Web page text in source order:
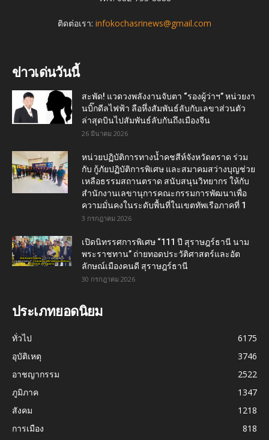
ติดต่อเรา: infokochasrinews@gmail.com
ข่าวเด่นวันนี้
สะพัด! แวดวงพลังงานจับตา “รองผู้ว่าฯ” หน่วยงา
นบิ๊กดีลไฟฟ้า ลือหึ่งสัมพันธ์ลับกับเลขาส่วนตัว
ล่าสุดบินไปสัมพันธ์ลับกันถึงเมืองจีน
26 มีนาคม 2026
หน่วยปฏิบัติการทางน้ำคชสีห์จังหวัดตราด ร่วม
กับ กู้ภัยปฏิบัติการพิเศษ และสมาคมสว่างบุญช่วย
เหลือธรรมสถานตราด สนับสนุนวิทยากร ให้กับ
สำนักงานเลขานุการคณะกรรมการพัฒนาเพื่อ
ความมั่นคงในระดับพื้นที่ในเขตทัพเรือภาคที่ 1
3 กรกฎาคม 2026
เปิดนิทรรศการพิเศษ “111 ปี สุราษฎร์ธานี นาม
พระราชทาน” ถ่ายทอดประวัติศาสตร์และอัต
ลักษณ์เมืองคนดี สุราษฎร์ธานี
30 กรกฎาคม 2026
ประเภทยอดนิยม
ทั่วไป
6175
อุบัติเหตุ
3746
อาชญากรรม
2522
ภูมิภาค
1347
สังคม
1218
การเมือง
818